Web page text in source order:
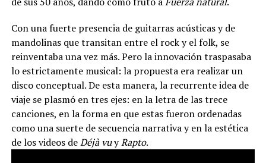
Con una fuerte presencia de guitarras acústicas y de
mandolinas que transitan entre el rock y el folk, se
reinventaba una vez más. Pero la innovación traspasaba
lo estrictamente musical: la propuesta era realizar un
disco conceptual. De esta manera, la recurrente idea de
viaje se plasmó en tres ejes: en la letra de las trece
canciones, en la forma en que estas fueron ordenadas
como una suerte de secuencia narrativa y en la estética
de los videos deDéjà vuyRapto.